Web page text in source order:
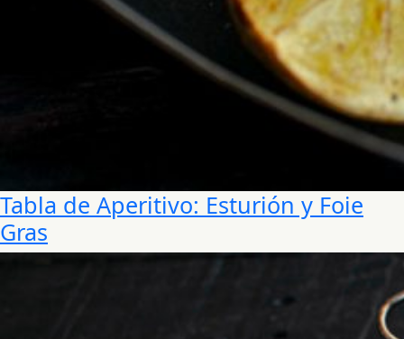
Tabla de Aperitivo: Esturión y Foie
Gras